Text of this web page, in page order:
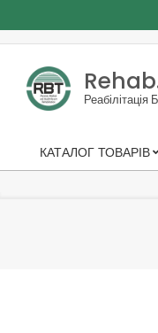
Skip
content
Реабілітація
Primary
КАТАЛОГ ТОВАРІВ